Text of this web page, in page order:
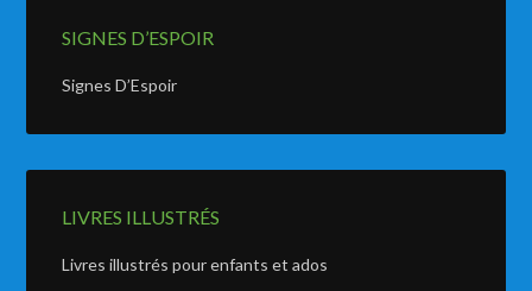
SIGNES D’ESPOIR
Signes D’Espoir
LIVRES ILLUSTRÉS
Livres illustrés pour enfants et ados